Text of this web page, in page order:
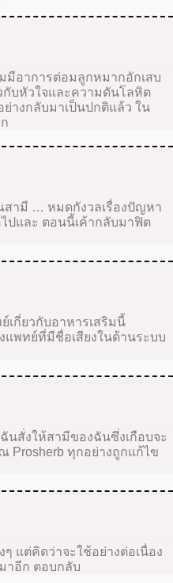
มีอาการต่อมลูกหมากอักเสบ
บหัวใจและความดันโลหิต
างกลับมาเป็นปกติแล้ว ใน
ามี … หมดกังวลเรื่องปัญหา
ปและ ตอนนี้เค้ากลับมาฟิต
เกี่ยวกับอาหารเสริมนี้
พทย์ที่มีชื่อเสียงในด้านระบบ
นสั่งให้สามีของฉันซึ่งเกือบจะ
Prosherb ทุกอย่างถูกแก้ไข
แต่คิดว่าจะใช้อย่างต่อเนื่อง
าอีก ตอบกลับ